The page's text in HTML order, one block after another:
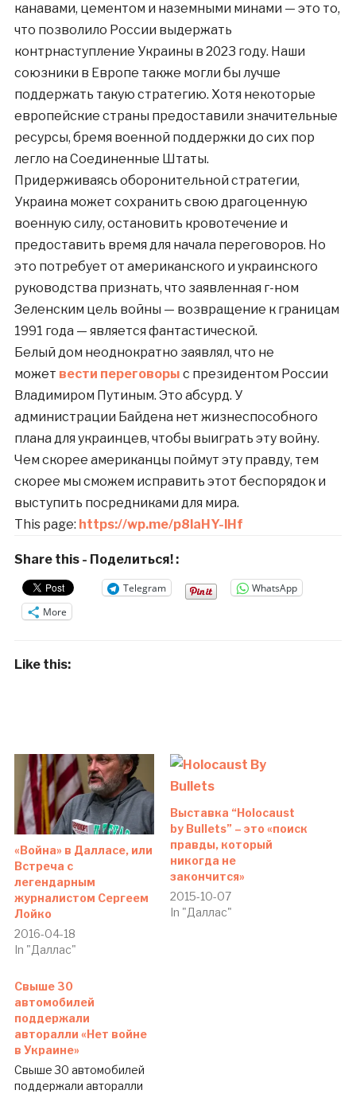
канавами, цементом и наземными минами — это то,
что позволило России выдержать
контрнаступление Украины в 2023 году. Наши
союзники в Европе также могли бы лучше
поддержать такую ​​стратегию. Хотя некоторые
европейские страны предоставили значительные
ресурсы, бремя военной поддержки до сих пор
легло на Соединенные Штаты.
Придерживаясь оборонительной стратегии,
Украина может сохранить свою драгоценную
военную силу, остановить кровотечение и
предоставить время для начала переговоров. Но
это потребует от американского и украинского
руководства признать, что заявленная г-ном
Зеленским цель войны — возвращение к границам
1991 года — является фантастической.
Белый дом неоднократно заявлял, что не
может вести переговоры с президентом России
Владимиром Путиным. Это абсурд. У
администрации Байдена нет жизнеспособного
плана для украинцев, чтобы выиграть эту войну.
Чем скорее американцы поймут эту правду, тем
скорее мы сможем исправить этот беспорядок и
выступить посредниками для мира.
This page: https://wp.me/p8laHY-lHf
Share this - Поделиться! :
Telegram
WhatsApp
More
Like this:
«Война» в Далласе, или
Встреча с
легендарным
журналистом Сергеем
Лойко
2016-04-18
In "Даллас"
Выставка “Holocaust
by Bullets” – это «поиск
правды, который
никогда не
закончится»
2015-10-07
In "Даллас"
Свыше 30
автомобилей
поддержали
авторалли «Нет войне
в Украине»
Свыше 30 автомобилей
поддержали авторалли